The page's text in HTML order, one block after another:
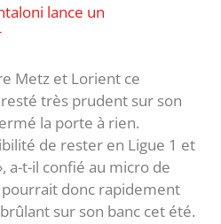
lance un
Metz et Lorient ce
très prudent sur son
la porte à rien.
de rester en Ligue 1 et
a-t-il confié au micro de
pourrait donc rapidement
sur son banc cet été.